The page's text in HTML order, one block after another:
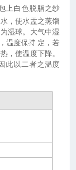
上白色脱脂之纱
，使水盂之蒸馏
湿球。大气中湿
温度保持 定，若
，使温度下降。
此以二者之温度